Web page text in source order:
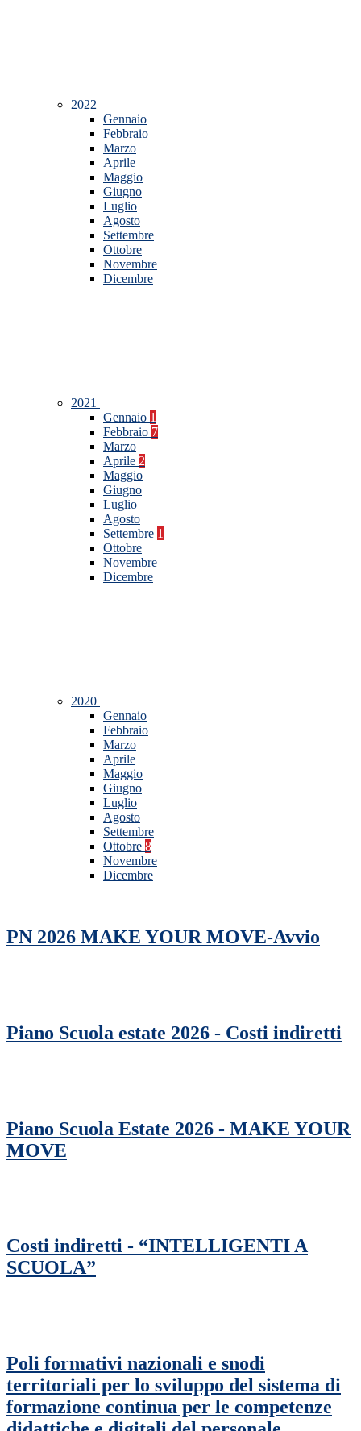
2022
Gennaio
Febbraio
Marzo
Aprile
Maggio
Giugno
Luglio
Agosto
Settembre
Ottobre
Novembre
Dicembre
2021
Gennaio 1
Febbraio 7
Marzo
Aprile 2
Maggio
Giugno
Luglio
Agosto
Settembre 1
Ottobre
Novembre
Dicembre
2020
Gennaio
Febbraio
Marzo
Aprile
Maggio
Giugno
Luglio
Agosto
Settembre
Ottobre 8
Novembre
Dicembre
PN 2026 MAKE YOUR MOVE-Avvio
Piano Scuola estate 2026 - Costi indiretti
Piano Scuola Estate 2026 - MAKE YOUR
MOVE
Costi indiretti - “INTELLIGENTI A
SCUOLA”
Poli formativi nazionali e snodi
territoriali per lo sviluppo del sistema di
formazione continua per le competenze